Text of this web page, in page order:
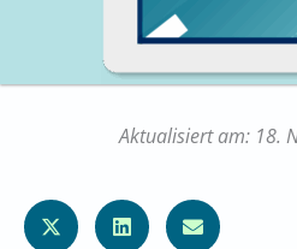
Aktualisiert am: 18.